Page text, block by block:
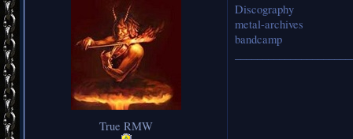
True RMW
Discography
metal-archives
bandcamp